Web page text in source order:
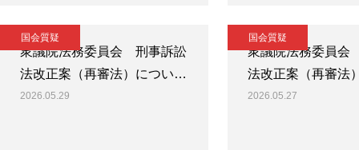
国会質疑
衆議院法務委員会 刑事訴訟
法改正案（再審法）につい…
2026.05.29
国会質疑
衆議院法務委員
法改正案（再審法
2026.05.27